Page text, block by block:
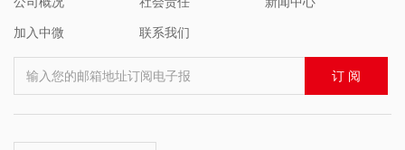
加入中微 联系我们
输入您的邮箱地址订阅电子报 订 阅